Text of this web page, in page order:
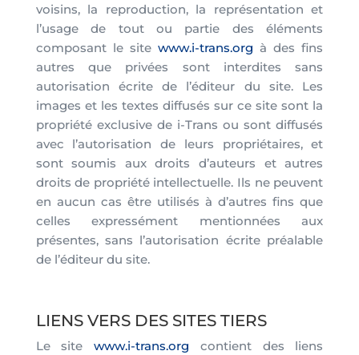
voisins, la reproduction, la représentation et
l’usage de tout ou partie des éléments
composant le site www.i-trans.org à des fins
autres que privées sont interdites sans
autorisation écrite de l’éditeur du site. Les
images et les textes diffusés sur ce site sont la
propriété exclusive de i-Trans ou sont diffusés
avec l’autorisation de leurs propriétaires, et
sont soumis aux droits d’auteurs et autres
droits de propriété intellectuelle. Ils ne peuvent
en aucun cas être utilisés à d’autres fins que
celles expressément mentionnées aux
présentes, sans l’autorisation écrite préalable
de l’éditeur du site.
LIENS VERS DES SITES TIERS
Le sitewww.i-trans.org contient des liens